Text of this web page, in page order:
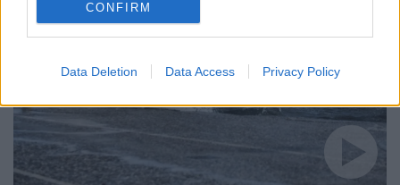
CONFIRM
Data Deletion Data Access Privacy Policy